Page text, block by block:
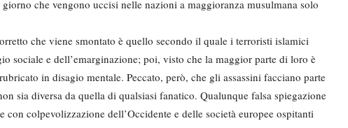
che vengono uccisi nelle nazioni a maggioranza musulmana solo
che viene smontato è quello secondo il quale i terroristi islamici
sociale e dell’emarginazione; poi, visto che la maggior parte di loro è
in disagio mentale. Peccato, però, che gli assassini facciano parte
sia diversa da quella di qualsiasi fanatico. Qualunque falsa spiegazione
colpevolizzazione dell’Occidente e delle società europee ospitanti